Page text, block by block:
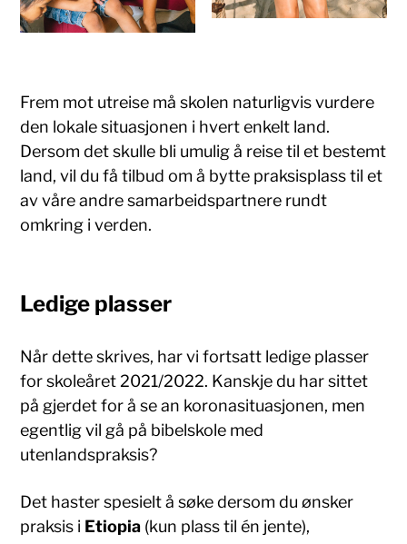
Frem mot utreise må skolen naturligvis vurdere
den lokale situasjonen i hvert enkelt land.
Dersom det skulle bli umulig å reise til et bestemt
land, vil du få tilbud om å bytte praksisplass til et
av våre andre samarbeidspartnere rundt
omkring i verden.
Ledige plasser
Når dette skrives, har vi fortsatt ledige plasser
for skoleåret 2021/2022. Kanskje du har sittet
på gjerdet for å se an koronasituasjonen, men
egentlig vil gå på bibelskole med
utenlandspraksis?
Det haster spesielt å søke dersom du ønsker
praksis i Etiopia (kun plass til én jente),